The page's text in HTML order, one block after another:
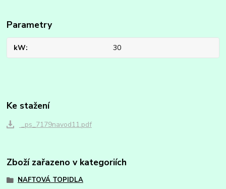
Parametry
kW 30
Ke stažení
_ps_7179navod11.pdf
Zboží zařazeno v kategoriích
NAFTOVÁ TOPIDLA